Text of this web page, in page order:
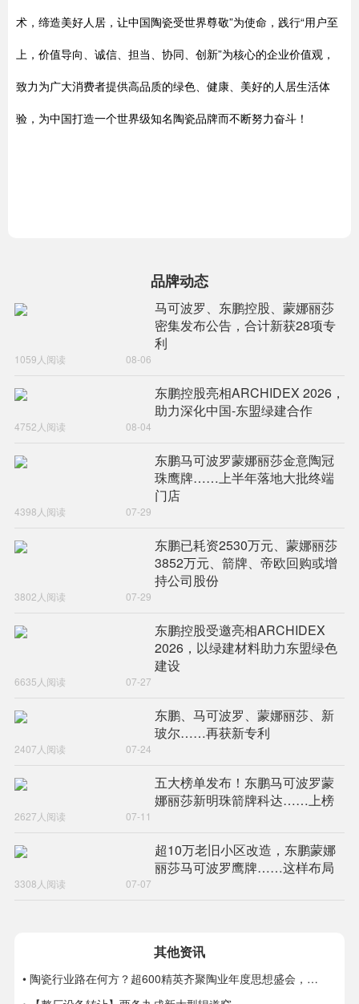
术，缔造美好人居，让中国陶瓷受世界尊敬”为使命，践行“用户至
上，价值导向、诚信、担当、协同、创新”为核心的企业价值观，
致力为广大消费者提供高品质的绿色、健康、美好的人居生活体
验，为中国打造一个世界级知名陶瓷品牌而不断努力奋斗！
品牌动态
马可波罗、东鹏控股、蒙娜丽莎
密集发布公告，合计新获28项专
利
1059人阅读 08-06
东鹏控股亮相ARCHIDEX 2026，
助力深化中国-东盟绿建合作
4752人阅读 08-04
东鹏马可波罗蒙娜丽莎金意陶冠
珠鹰牌……上半年落地大批终端
门店
4398人阅读 07-29
东鹏已耗资2530万元、蒙娜丽莎
3852万元、箭牌、帝欧回购或增
持公司股份
3802人阅读 07-29
东鹏控股受邀亮相ARCHIDEX
2026，以绿建材料助力东盟绿色
建设
6635人阅读 07-27
东鹏、马可波罗、蒙娜丽莎、新
玻尔……再获新专利
2407人阅读 07-24
五大榜单发布！东鹏马可波罗蒙
娜丽莎新明珠箭牌科达……上榜
2627人阅读 07-11
超10万老旧小区改造，东鹏蒙娜
丽莎马可波罗鹰牌……这样布局
3308人阅读 07-07
其他资讯
• 陶瓷行业路在何方？超600精英齐聚陶业年度思想盛会，樊纲、何乾、龙建刚献智破局